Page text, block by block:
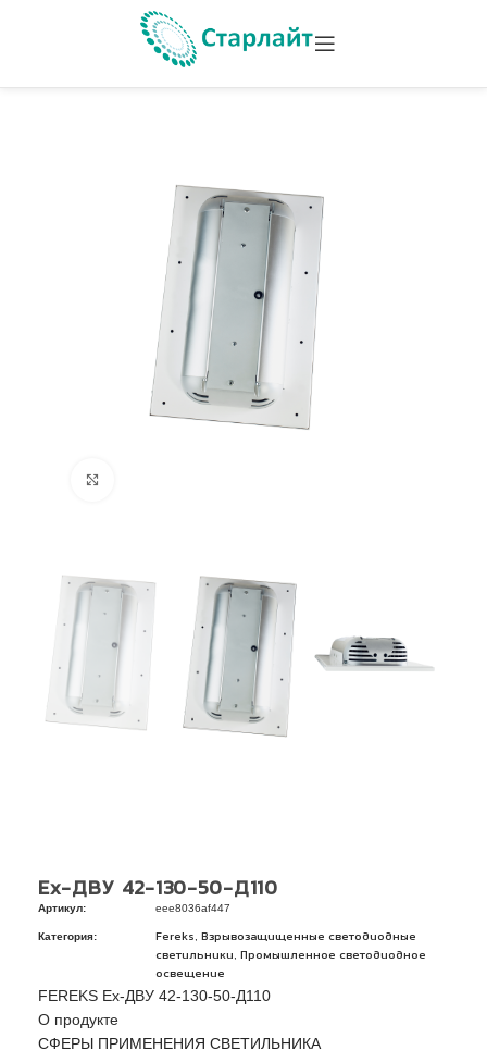
Ex-ДВУ 42-130-50-Д110
Артикул: eee8036af447
Категория: Fereks
Взрывозащищенные светодиодные
светильники
Промышленное светодиодное
освещение
FEREKS Ex-ДВУ 42-130-50-Д110
О продукте
СФЕРЫ ПРИМЕНЕНИЯ СВЕТИЛЬНИКА